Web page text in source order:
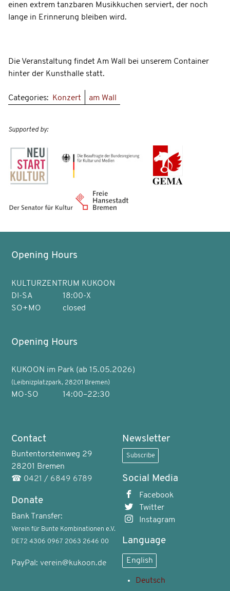
einen extrem tanzbaren Musikkuchen serviert, der noch
lange in Erinnerung bleiben wird.
Die Veranstaltung findet Am Wall bei unserem Container
hinter der Kunsthalle statt.
Categories: Konzert am Wall
Supported by:
Opening Hours
KULTURZENTRUM KUKOON
DI-SA
18:00-X
SO+MO
closed
Opening Hours
KUKOON im Park (ab 15.05.2026)
(Leibnizplatzpark, 28201 Bremen)
MO-SO 14:00–22:30
Contact
Buntentorsteinweg 29
28201 Bremen
☎ 0421 / 6849 6789
Donate
Bank Transfer:
Verein für Bunte Kombinationen e.V.
DE72 4306 0967 2063 2646 00
PayPal:verein@kukoon.de
Newsletter
Subscribe
Social Media
Facebook
Twitter
Instagram
Language
English
Deutsch